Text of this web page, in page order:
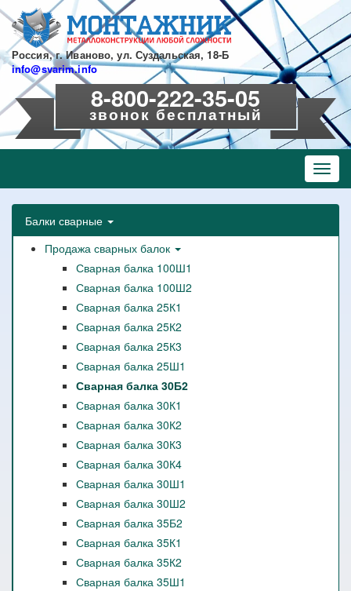
Перейти
основному
содержанию
Россия, г. Иваново, ул. Суздальская, 18-Б
info@svarim.info
8-800-222-35-05
звонок бесплатный
Балки сварные
Продажа сварных балок
Сварная балка 100Ш1
Сварная балка 100Ш2
Сварная балка 25К1
Сварная балка 25К2
Сварная балка 25К3
Сварная балка 25Ш1
Сварная балка 30Б2
Сварная балка 30К1
Сварная балка 30К2
Сварная балка 30К3
Сварная балка 30К4
Сварная балка 30Ш1
Сварная балка 30Ш2
Сварная балка 35Б2
Сварная балка 35К1
Сварная балка 35К2
Сварная балка 35Ш1